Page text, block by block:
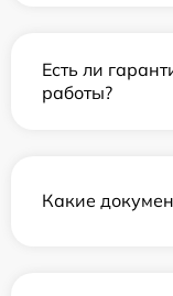
Есть ли
работы?
Какие